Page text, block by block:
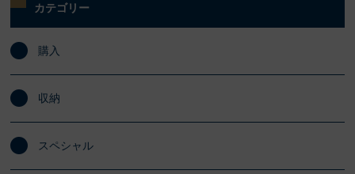
カテゴリー
購入
収納
スペシャル